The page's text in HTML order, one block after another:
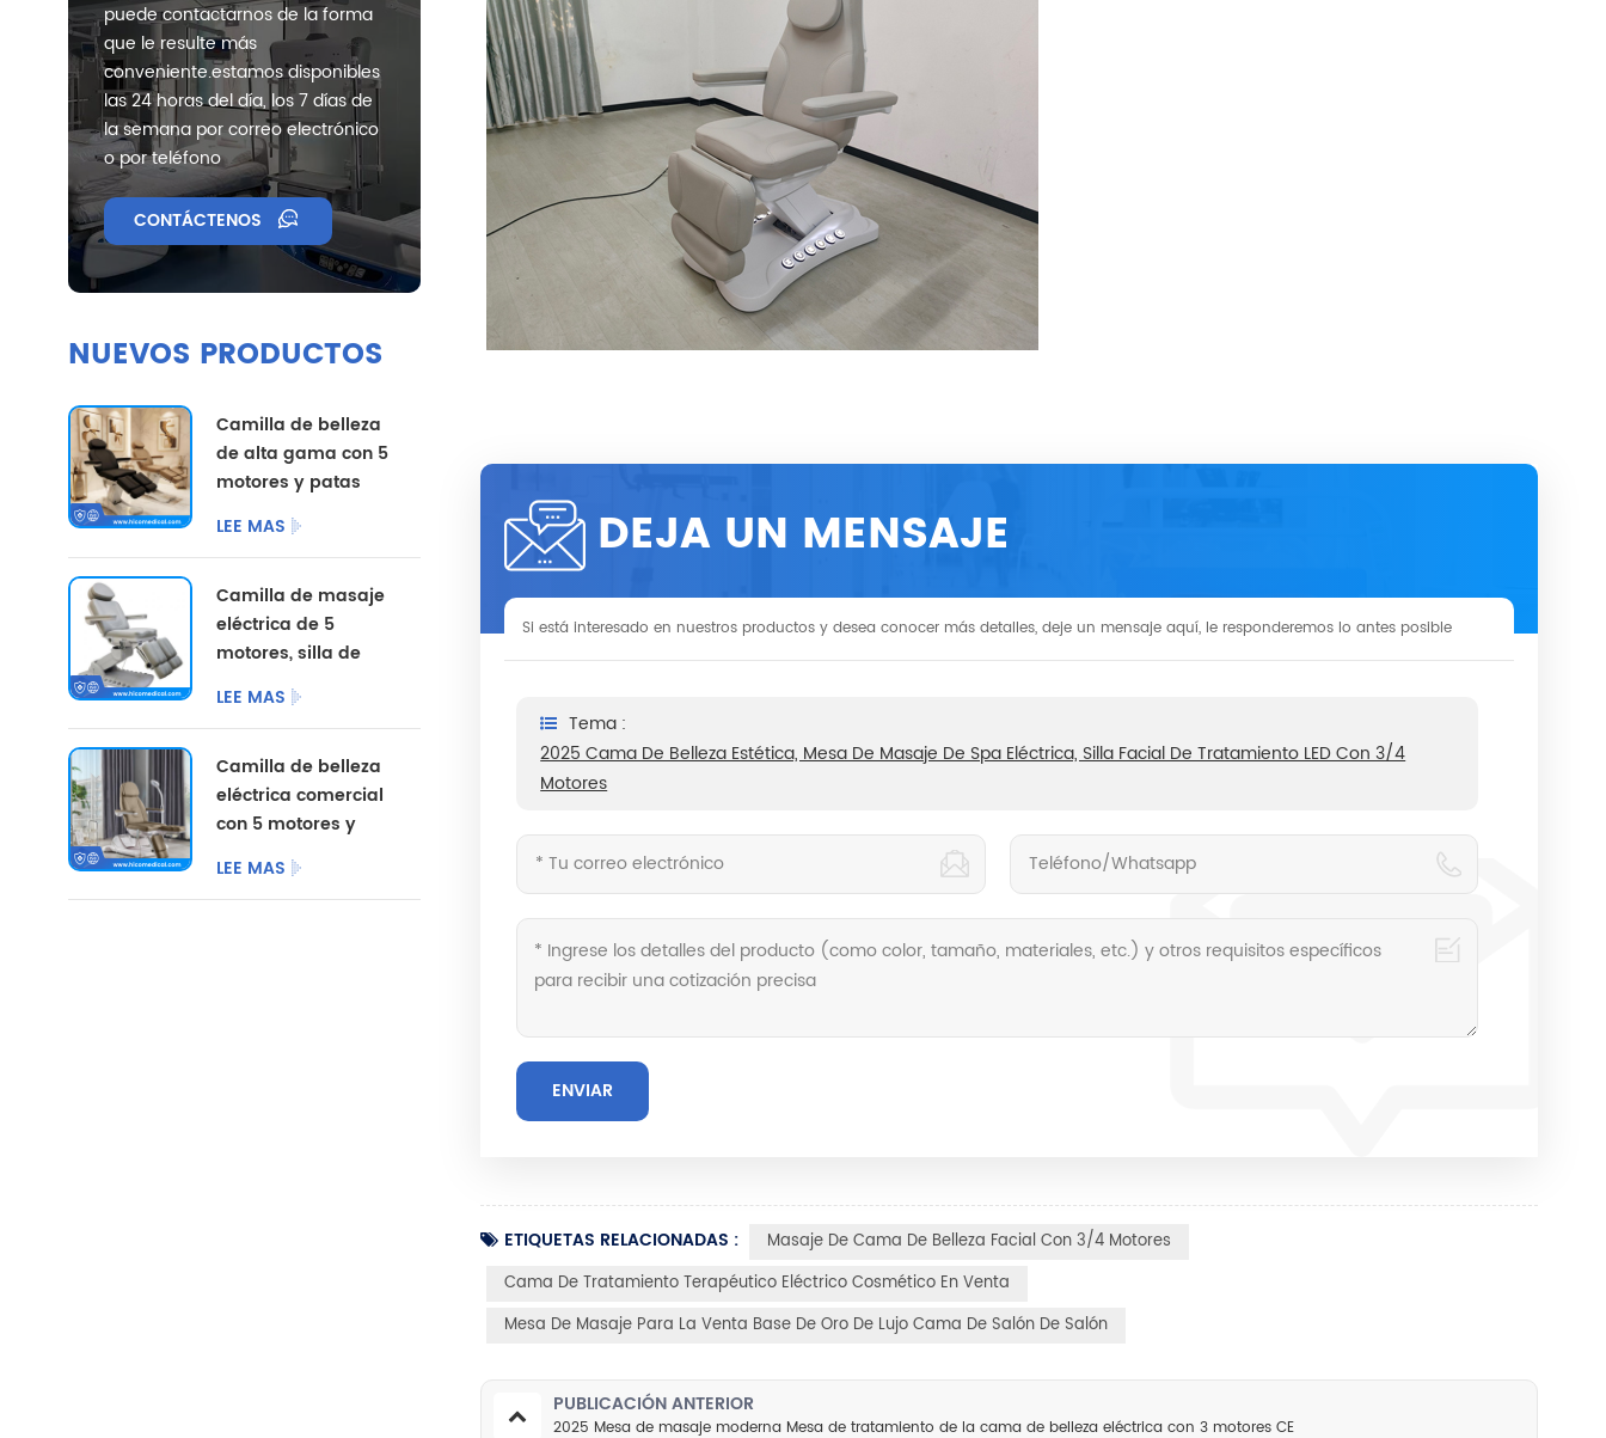
DEJA UN MENSAJE
Si está interesado en nuestros productos y desea conocer más detalles, deje un mensaje aquí, le responderemos lo antes posible
Tema :
2025 Cama De Belleza Estética, Mesa De Masaje De Spa Eléctrica, Silla Facial De Tratamiento LED Con 3/4
Motores
ETIQUETAS RELACIONADAS :
Masaje De Cama De Belleza Facial Con 3/4 Motores
Cama De Tratamiento Terapéutico Eléctrico Cosmético En Venta
Mesa De Masaje Para La Venta Base De Oro De Lujo Cama De Salón De Salón
PUBLICACIÓN ANTERIOR
2025 Mesa de masaje moderna Mesa de tratamiento de la cama de belleza eléctrica con 3 motores CE
puede contactarnos de la forma
que le resulte más
conveniente.estamos disponibles
las 24 horas del día, los 7 días de
la semana por correo electrónico
o por teléfono
CONTÁCTENOS
NUEVOS PRODUCTOS
Camilla de belleza
de alta gama con 5
motores y patas
divididas, con
opciones de color
LEE MAS
Camilla de masaje
eléctrica de 5
motores, silla de
pedicura
cosmética,
salón, camilla de
belleza eléctrica
para centro de
podología.
LEE MAS
Camilla de belleza
eléctrica comercial
con 5 motores y
patas divididas.
LEE MAS